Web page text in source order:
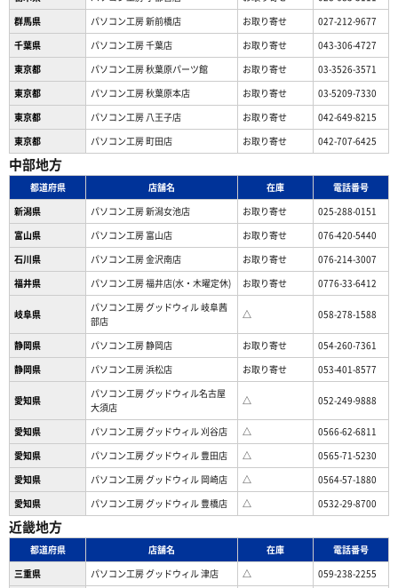
群馬県
パソコン工房 新前橋店 お取り寄せ
027-212-9677
千葉県
パソコン工房 千葉店 お取り寄せ
043-306-4727
東京都
パソコン工房 秋葉原パーツ館 お取り寄せ
03-3526-3571
東京都
パソコン工房 秋葉原本店 お取り寄せ
03-5209-7330
東京都
パソコン工房 八王子店 お取り寄せ
042-649-8215
東京都
パソコン工房 町田店 お取り寄せ 042-707-6425
中部地方
都道府県 店舗名 在庫
電話番号
新潟県
パソコン工房 新潟女池店 お取り寄せ
025-288-0151
富山県
パソコン工房 富山店 お取り寄せ
076-420-5440
石川県
パソコン工房 金沢南店 お取り寄せ
076-214-3007
福井県
パソコン工房 福井店(水・木曜定休) お取り寄せ 0776-33-6412
岐阜県
パソコン工房 グッドウィル 岐阜茜
部店
△ 058-278-1588
静岡県 パソコン工房 静岡店 お取り寄せ
054-260-7361
静岡県
パソコン工房 浜松店 お取り寄せ 053-401-8577
愛知県
パソコン工房 グッドウィル名古屋
大須店
△ 052-249-9888
愛知県 パソコン工房 グッドウィル 刈谷店 △
0566-62-6811
愛知県
パソコン工房 グッドウィル 豊田店 △
0565-71-5230
愛知県
パソコン工房 グッドウィル 岡崎店 △
0564-57-1880
愛知県
パソコン工房 グッドウィル 豊橋店 △ 0532-29-8700
近畿地方
都道府県 店舗名 在庫
電話番号
三重県
パソコン工房 グッドウィル 津店 △ 059-238-2255